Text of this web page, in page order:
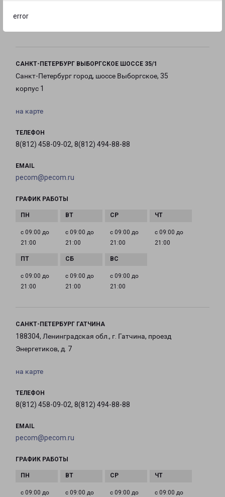
errorс 10:00 до
САНКТ-ПЕТЕРБУРГ ВЫБОРГСКОЕ ШОССЕ 35/1
Санкт-Петербург город, шоссе Выборгское, 35
корпус 1
на карте
ТЕЛЕФОН
8(812) 458-09-02, 8(812) 494-88-88
EMAIL
pecom@pecom.ru
ГРАФИК РАБОТЫ
с 09:00 до
21:00
с 09:00 до
21:00
с 09:00 до
21:00
с 09:00 до
21:00
с 09:00 до
21:00
с 09:00 до
21:00
с 09:00 до
21:00
САНКТ-ПЕТЕРБУРГ ГАТЧИНА
188304, Ленинградская обл., г. Гатчина, проезд
Энергетиков, д. 7
на карте
ТЕЛЕФОН
8(812) 458-09-02, 8(812) 494-88-88
EMAIL
pecom@pecom.ru
ГРАФИК РАБОТЫ
с 09:00 до
с 09:00 до
с 09:00 до
с 09:00 до